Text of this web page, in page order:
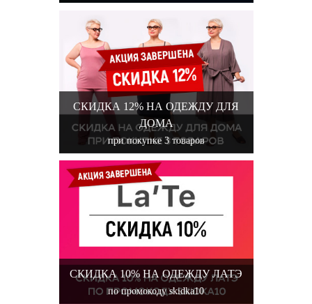
СКИДКА 12% НА ОДЕЖДУ ДЛЯ
ДОМА
при покупке 3 товаров
СКИДКА 10% НА ОДЕЖДУ ЛАТЭ
по промокоду skidka10